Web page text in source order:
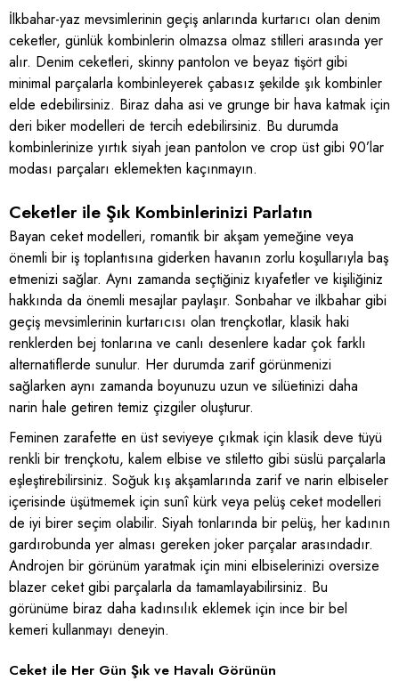
İlkbahar-yaz mevsimlerinin geçiş anlarında kurtarıcı olan denim
ceketler, günlük kombinlerin olmazsa olmaz stilleri arasında yer
alır. Denim ceketleri, skinny pantolon ve beyaz tişört gibi
minimal parçalarla kombinleyerek çabasız şekilde şık kombinler
elde edebilirsiniz. Biraz daha asi ve grunge bir hava katmak için
deri biker modelleri de tercih edebilirsiniz. Bu durumda
kombinlerinize yırtık siyah jean pantolon ve crop üst gibi 90’lar
modası parçaları eklemekten kaçınmayın.
Ceketler ile Şık Kombinlerinizi Parlatın
Bayan ceket modelleri, romantik bir akşam yemeğine veya
önemli bir iş toplantısına giderken havanın zorlu koşullarıyla baş
etmenizi sağlar. Aynı zamanda seçtiğiniz kıyafetler ve kişiliğiniz
hakkında da önemli mesajlar paylaşır. Sonbahar ve ilkbahar gibi
geçiş mevsimlerinin kurtarıcısı olan trençkotlar, klasik haki
renklerden bej tonlarına ve canlı desenlere kadar çok farklı
alternatiflerde sunulur. Her durumda zarif görünmenizi
sağlarken aynı zamanda boyunuzu uzun ve silüetinizi daha
narin hale getiren temiz çizgiler oluşturur.
Feminen zarafette en üst seviyeye çıkmak için klasik deve tüyü
renkli bir trençkotu, kalem elbise ve stiletto gibi süslü parçalarla
eşleştirebilirsiniz. Soğuk kış akşamlarında zarif ve narin elbiseler
içerisinde üşütmemek için sunî kürk veya pelüş ceket modelleri
de iyi birer seçim olabilir. Siyah tonlarında bir pelüş, her kadının
gardırobunda yer alması gereken joker parçalar arasındadır.
Androjen bir görünüm yaratmak için mini elbiselerinizi oversize
blazer ceket gibi parçalarla da tamamlayabilirsiniz. Bu
görünüme biraz daha kadınsılık eklemek için ince bir bel
kemeri kullanmayı deneyin.
Ceket ile Her Gün Şık ve Havalı Görünün